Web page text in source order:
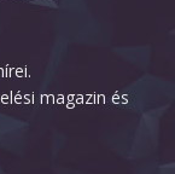
magazin és